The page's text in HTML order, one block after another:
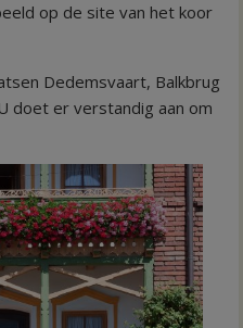
op de site van het koor
Dedemsvaart, Balkbrug
doet er verstandig aan om